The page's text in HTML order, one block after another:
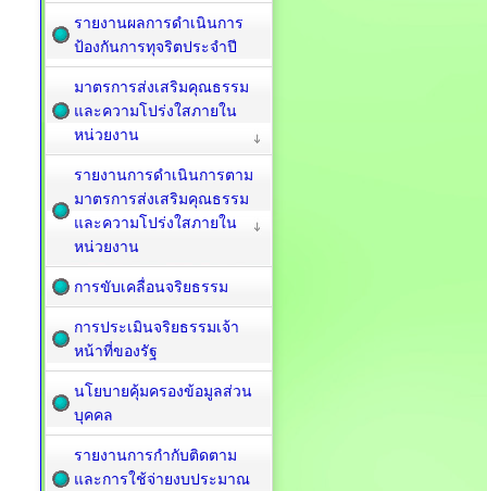
รายงานผลการดำเนินการ
ป้องกันการทุจริตประจำปี
มาตรการส่งเสริมคุณธรรม
และความโปร่งใสภายใน
หน่วยงาน
รายงานการดำเนินการตาม
มาตรการส่งเสริมคุณธรรม
และความโปร่งใสภายใน
หน่วยงาน
การขับเคลื่อนจริยธรรม
การประเมินจริยธรรมเจ้า
หน้าที่ของรัฐ
นโยบายคุ้มครองข้อมูลส่วน
บุคคล
รายงานการกำกับติดตาม
และการใช้จ่ายงบประมาณ